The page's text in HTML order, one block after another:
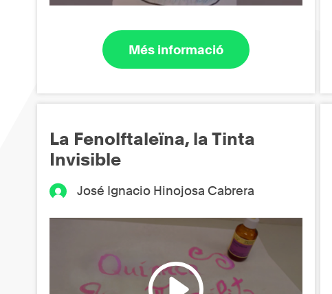
Més informació
La Fenolftaleïna, la Tinta
Invisible
José Ignacio Hinojosa Cabrera